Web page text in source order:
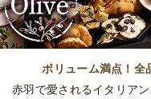
ボリューム満点！全
赤羽で愛されるイタリア